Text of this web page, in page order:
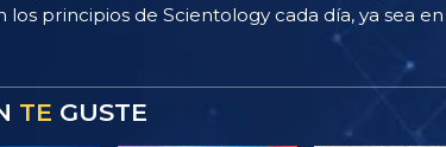
principios de Scientology cada día, ya sea
TE GUSTE